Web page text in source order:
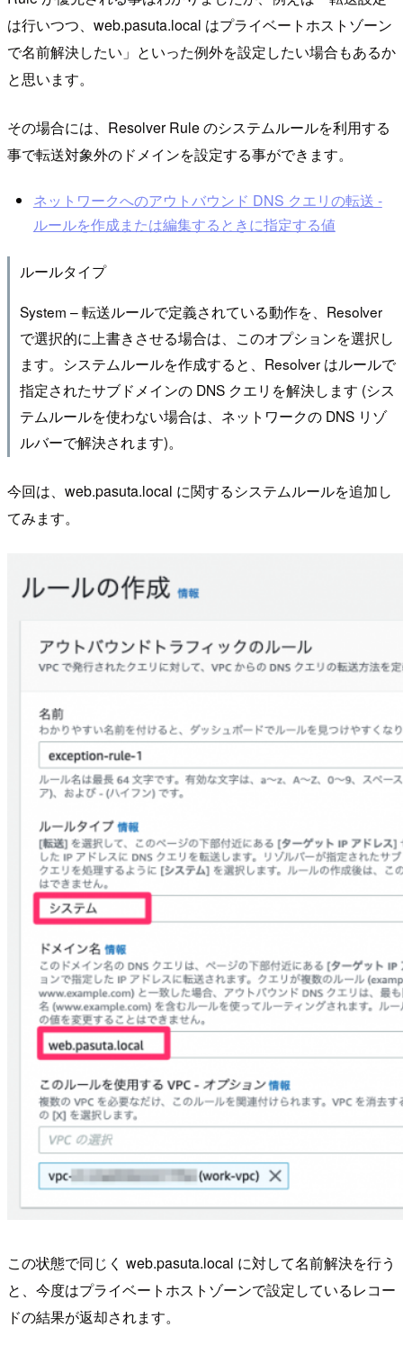
は行いつつ、web.pasuta.local はプライベートホストゾーン
で名前解決したい」といった例外を設定したい場合もあるか
と思います。
その場合には、Resolver Rule のシステムルールを利用する
事で転送対象外のドメインを設定する事ができます。
ネットワークへのアウトバウンド DNS クエリの転送 -
ルールを作成または編集するときに指定する値
ルールタイプ
System – 転送ルールで定義されている動作を、Resolver
で選択的に上書きさせる場合は、このオプションを選択し
ます。システムルールを作成すると、Resolver はルールで
指定されたサブドメインの DNS クエリを解決します (シス
テムルールを使わない場合は、ネットワークの DNS リゾ
ルバーで解決されます)。
今回は、web.pasuta.local に関するシステムルールを追加し
てみます。
この状態で同じく web.pasuta.local に対して名前解決を行う
と、今度はプライベートホストゾーンで設定しているレコー
ドの結果が返却されます。